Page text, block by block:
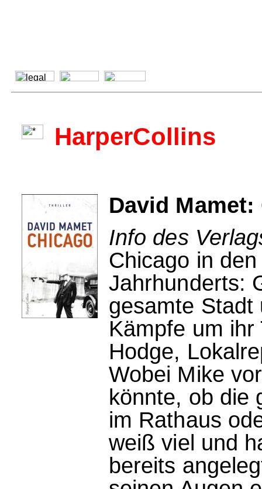
HarperCollins
David
Info des
Chicago in
Jahrhunderts:
gesamte Stadt
Kämpfe um
Hodge,
Wobei Mike
könnte, ob die
im Rathaus
weiß viel und
bereits